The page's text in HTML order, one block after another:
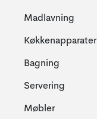
Madlavning
Køkkenapparater
Bagning
Servering
Møbler